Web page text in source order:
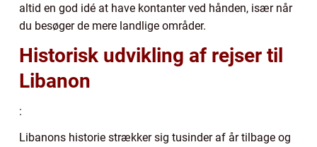
altid en god idé at have kontanter ved hånden, især når
du besøger de mere landlige områder.
Historisk udvikling af rejser til
Libanon
:
Libanons historie strækker sig tusinder af år tilbage og